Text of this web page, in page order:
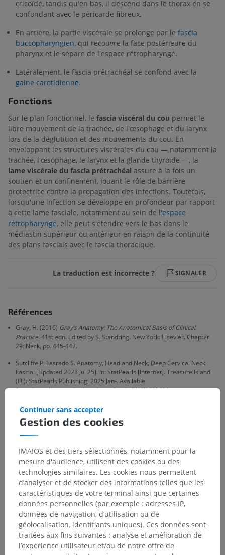
cricoïde, tandis qu'en bas, il descend dans le thorax en se
confondant avec le péricarde fibreux.
En arrière, la partie viscérale se prolonge par le fascia
buccopharyngien, qui recouvre la face postérieure du
pharynx et le sépare de l'espace rétropharyngé.
Latéralement, le fascia prétrachéal se confond avec la
gaine carotidienne.
Fonctions
Sur le plan fonctionnel, le fascia viscéral du cou permet le
libre mouvement de la trachée, de l'œsophage et du larynx
lors de la déglutition et des mouvements du cou. En
enveloppant les structures viscérales du cou — notamment la
trachée, l'œsophage, le larynx et la glande thyroïde —, la
lame viscérale du fascia prétrachéal assure à la fois un
soutien et un confinement, jouant le rôle de barrière
protectrice contre la propagation des infections. Toutefois,
lorsqu'une infection se développe en profondeur par rapport
à cette lame fasciale, notamment au sein de l'espace
rétropharyngé, elle peut s'étendre vers le bas dans le
médiastin supérieur ou antérieur en raison de la continuité
des plans fascials avec le fascia thoracique.
La traduction est incorrecte ? SIGNALER
Références
Gray, H. (2016) Gray’s Anatomy: The Anatomical Basis of Clinical
Practice. 41st edn. Edited by S. Standring. New York: Elsevier. Chapter
29: Neck, pp. 445-447.
Sutcliffe P, Lasrado S. Anatomy, Head and Neck, Deep Cervical Neck
Fascia. [Updated 2023 Jul 25]. In: StatPearls [Internet]. Treasure Island
(FL): StatPearls Publishing; 2025 Jan-. Available
from:https://www.ncbi.nlm.nih.gov/books/NBK541091/
Galerie
Gestion des cookies
Continuer sans accepter
IMAIOS et des tiers sélectionnés, notamment pour la
mesure d'audience, utilisent des cookies ou des
technologies similaires. Les cookies nous permettent
d’analyser et de stocker des informations telles que les
caractéristiques de votre terminal ainsi que certaines
données personnelles (par exemple : adresses IP,
données de navigation, d’utilisation ou de
géolocalisation, identifiants uniques). Ces données sont
traitées aux fins suivantes : analyse et amélioration de
l’expérience utilisateur et/ou de notre offre de